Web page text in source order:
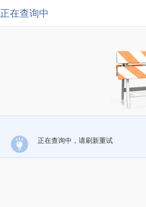
正在查询中
正在查询中，请刷新重试